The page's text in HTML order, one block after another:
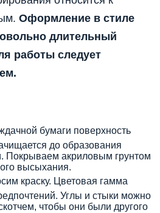
Оформление в стиле
длительный
работы следует
бумаги поверхность
до образования
Покрываем акриловым грунтом
высыхания.
краску. Цветовая гамма
Углы и стыки можно
чтобы они были другого